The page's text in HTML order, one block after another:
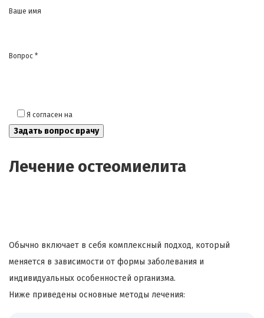
Ваше имя
Вопрос *
Я согласен на
Лечение остеомиелита
Обычно включает в себя комплексный подход, который
меняется в зависимости от формы заболевания и
индивидуальных особенностей организма.
Ниже приведены основные методы лечения: